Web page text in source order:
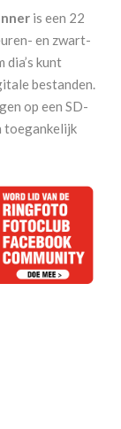
is een 22
en zwart-
dia’s kunt
bestanden.
op een SD-
toegankelijk